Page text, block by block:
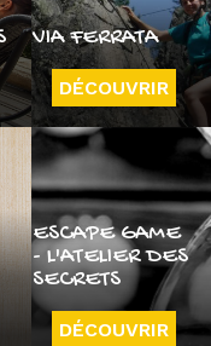
VIA FERRATA
DÉCOUVRIR
ESCAPE GAME
- L'ATELIER DES
SECRETS
DÉCOUVRIR